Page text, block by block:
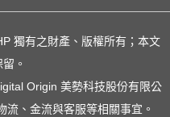
ep LaserJet M111w
145
DesignJet T650
Pro 4303fdw 150a
獨有之財產、版權所有；本文
。
Origin 美勢科技股份有限公
、金流與客服等相關事宜。